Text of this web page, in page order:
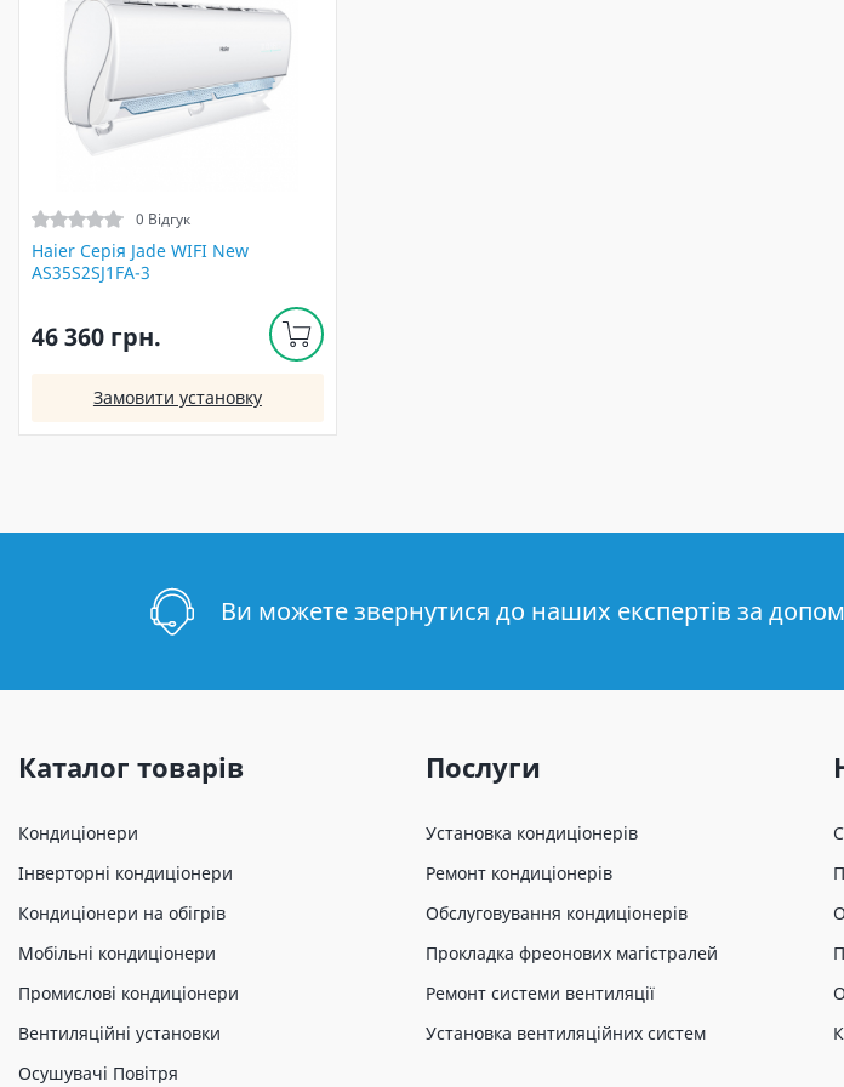
0 Відгук
Haier Серія Jade WIFI New
AS35S2SJ1FA-3
46 360 грн.
Замовити установку
Ви можете звернутися до наших експертів за
Каталог товарів
Кондиціонери
Інверторні кондиціонери
Кондиціонери на обігрів
Мобільні кондиціонери
Промислові кондиціонери
Вентиляційні установки
Осушувачі Повітря
Послуги
Установка кондиціонерів
Ремонт кондиціонерів
Обслуговування кондиціонерів
Прокладка фреонових магістралей
Ремонт системи вентиляції
Установка вентиляційних систем